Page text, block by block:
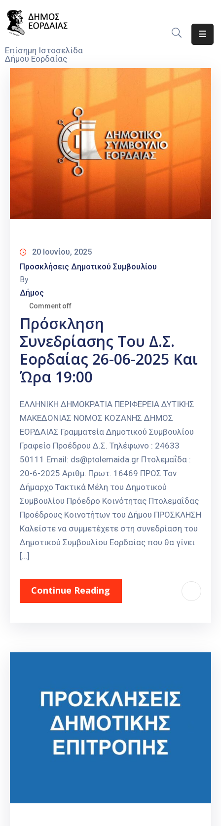
Επίσημη Ιστοσελίδα
Δήμου Εορδαίας
Ο
Του
Προσκλήσεις
Τηλέφωνα
20 Ιουνίου, 2025
Προσκλήσεις Δημοτικού Συμβουλίου
By
Δήμος
Comment off
Πρόσκληση
Συνεδρίασης Του Δ.Σ.
Εορδαίας 26-06-2025 Και
Ώρα 19:00
ΕΛΛΗΝΙΚΗ ΔΗΜΟΚΡΑΤΙΑ ΠΕΡΙΦΕΡΕΙΑ ΔΥΤΙΚΗΣ
ΜΑΚΕΔΟΝΙΑΣ ΝΟΜΟΣ ΚΟΖΑΝΗΣ ΔΗΜΟΣ
ΕΟΡΔΑΙΑΣ Γραμματεία Δημοτικού Συμβουλίου
Γραφείο Προέδρου Δ.Σ. Τηλέφωνο : 24633
50111 Email: ds@ptolemaida.gr Πτολεμαΐδα :
20-6-2025 Αριθμ. Πρωτ. 16469 ΠΡΟΣ Τον
Δήμαρχο Τακτικά Μέλη του Δημοτικού
Συμβουλίου Πρόεδρο Κοινότητας Πτολεμαΐδας
Προέδρους Κοινοτήτων του Δήμου ΠΡΟΣΚΛΗΣΗ
Καλείστε να συμμετέχετε στη συνεδρίαση του
Δημοτικού Συμβουλίου Εορδαίας που θα γίνει
[…]
Continue Reading